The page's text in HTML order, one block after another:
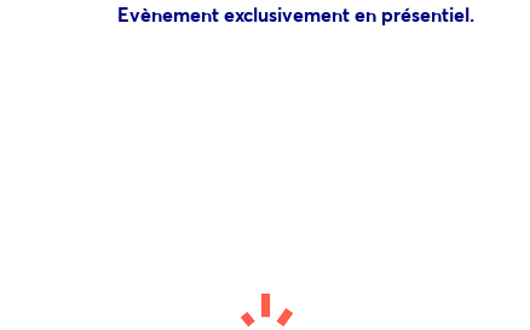
Evènement exclusivement en présentiel.